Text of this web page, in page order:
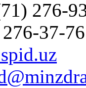
276-
37-76